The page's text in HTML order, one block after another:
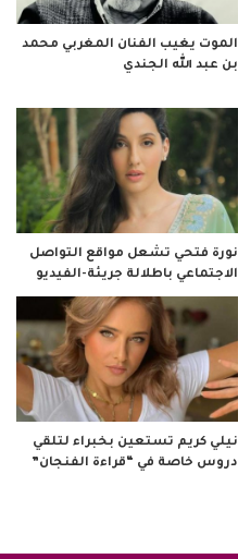
الموت يغيب الفنان المغربي محمد
بن عبد الله الجندي
نورة فتحي تشعل مواقع التواصل
الاجتماعي باطلالة جريئة-الفيديو
نيلي كريم تستعين بخبراء لتلقي
دروس خاصة في “قراءة الفنجان”